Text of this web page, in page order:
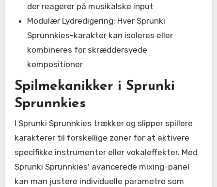
der reagerer på musikalske input
Modulær Lydredigering: Hver Sprunki
Sprunnkies-karakter kan isoleres eller
kombineres for skræddersyede
kompositioner
Spilmekanikker i Sprunki
Sprunnkies
I Sprunki Sprunnkies trækker og slipper spillere
karakterer til forskellige zoner for at aktivere
specifikke instrumenter eller vokaleffekter. Med
Sprunki Sprunnkies' avancerede mixing-panel
kan man justere individuelle parametre som